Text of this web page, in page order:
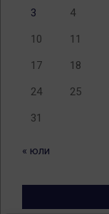
3 4
10 11
17 18
24 25
31
« юли